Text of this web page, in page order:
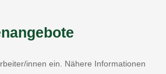
innen ein. Nähere Informationen